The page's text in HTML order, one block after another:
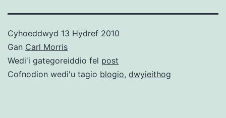
Cyhoeddwyd 13 Hydref 2010
Gan Carl Morris
Wedi'i gategoreiddio fel post
Cofnodion wedi'u tagio blogio, dwyieithog